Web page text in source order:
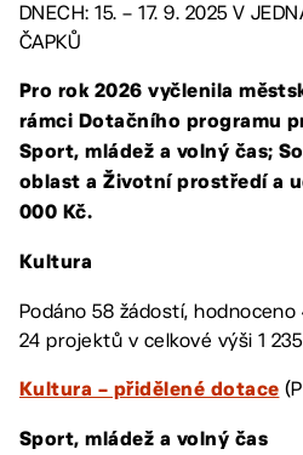
DNECH: 15. – 17. 9. 2025 V
ČAPKŮ
Pro rok 2026 vyčlenila
rámci Dotačního programu
Sport, mládež a volný čas;
oblast a Životní prostředí a
000 Kč.
Kultura
Podáno 58 žádostí,
24 projektů v celkové výši 1
Kultura – přidělené dotace
Sport, mládež a volný čas